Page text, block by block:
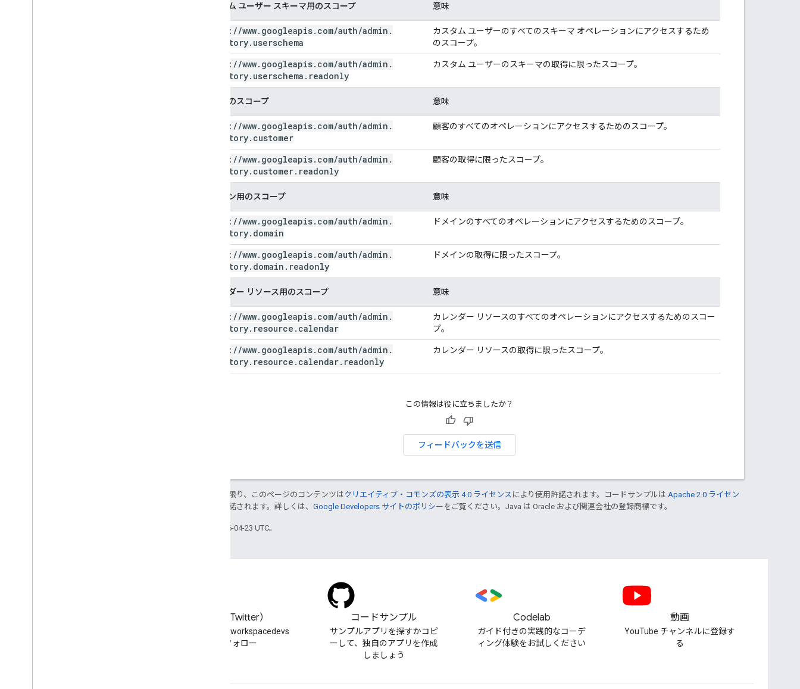
カスタム ユーザー スキーマ用のスコープ 意味
https: //www. googleapis. com/auth/admin .
directory. userschema
カスタム ユーザーのすべてのスキーマ オペレーションにアクセスするため
のスコープ。
https: //www. googleapis. com/auth/admin .
directory. userschema . readonly
カスタム ユーザーのスキーマの取得に限ったスコープ。
顧客用のスコープ 意味
https: //www. googleapis. com/auth/admin .
directory. customer
顧客のすべてのオペレーションにアクセスするためのスコープ。
https: //www. googleapis. com/auth/admin .
directory. customer. readonly
顧客の取得に限ったスコープ。
ドメイン用のスコープ 意味
https: //www. googleapis. com/auth/admin .
directory. domain
ドメインのすべてのオペレーションにアクセスするためのスコープ。
https: //www. googleapis. com/auth/admin .
directory. domain . readonly
ドメインの取得に限ったスコープ。
カレンダー リソース用のスコープ 意味
https: //www. googleapis. com/auth/admin .
directory. resource . calendar
カレンダー リソースのすべてのオペレーションにアクセスするためのスコー
プ。
https: //www. googleapis. com/auth/admin .
directory. resource . calendar. readonly
カレンダー リソースの取得に限ったスコープ。
この情報は役に立ちましたか？
フィードバックを送信
特に記載のない限り、このページのコンテンツはクリエイティブ・コモンズの表示 4.0 ライセンス により使用許諾されます。コードサンプルは Apache 2.0 ライセン
により使用許諾されます。詳しくは、 Google Developers サイトのポリシー をご覧ください。Java は Oracle および関連会社の登録商標です。
最終更新日 2026-04-23 UTC。
X（旧 Twitter）
Twitter で @workspacedevs
をフォロー
コードサンプル
サンプルアプリを探すかコピ
ーして、独自のアプリを作成
しましょう
Codelab
ガイド付きの実践的なコーデ
ィング体験をお試しください
動画
YouTube チャンネルに登録す
る